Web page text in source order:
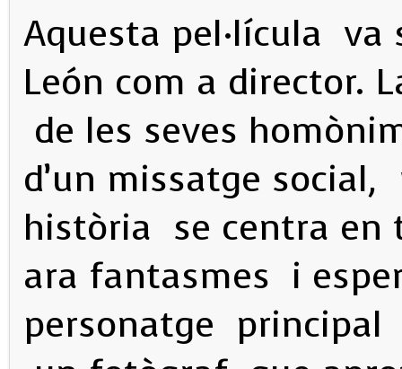
Aquesta pel·lícula va
León com a director.
de les seves
d’un missatge
història se centra en
ara fantasmes i
personatge principal